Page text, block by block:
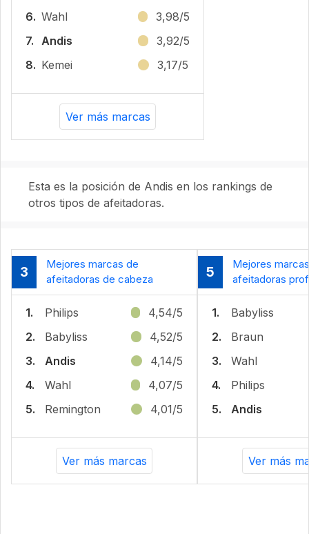
6. Wahl
3,98/5
7.
Andis
3,92/5
8. Kemei 3,17/5
Ver más marcas
Esta es la posición de Andis en los rankings de
otros tipos de afeitadoras.
3
Mejores marcas de
afeitadoras de cabeza
1. Philips
4,54/5
2.
Babyliss
4,52/5
3.
Andis
4,14/5
4.
Wahl
4,07/5
5.
Remington 4,01/5
Ver más marcas
5
Mejores
afeitadoras
1.
Babyliss
2.
Braun
3.
Wahl
4.
Philips
5.
Andis
Ver más